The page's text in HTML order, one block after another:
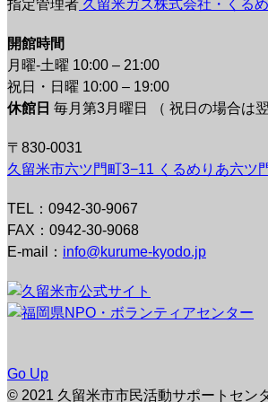
指定管理者 久留米ガス株式会社・くる
開館時間
月曜-土曜 10:00 – 21:00
祝日・日曜 10:00 – 19:00
休館日 毎月第3月曜日 （ 祝日の場合は翌
〒830-0031
久留米市六ツ門町3−11 くるめりあ六ツ
TEL：0942-30-9067
FAX：0942-30-9068
E-mail： info@kurume-kyodo.jp
Go Up
© 2021 久留米市市民活動サポートセン